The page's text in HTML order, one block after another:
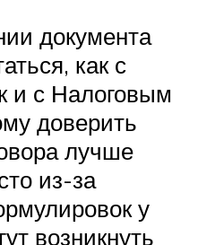
документа
как с
и с Налоговым
доверить
лучше
из-за
у
возникнуть